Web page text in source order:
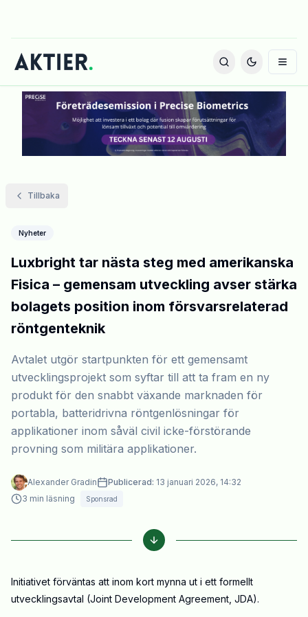
Tillbaka
Nyheter
Luxbright tar nästa steg med amerikanska
Fisica – gemensam utveckling avser stärka
bolagets position inom försvarsrelaterad
röntgenteknik
Avtalet utgör startpunkten för ett gemensamt
utvecklingsprojekt som syftar till att ta fram en ny
produkt för den snabbt växande marknaden för
portabla, batteridrivna röntgenlösningar för
applikationer inom såväl civil icke-förstörande
provning som militära applikationer.
Alexander Gradin Publicerad: 13 januari 2026, 14:32
3 min läsning Sponsrad
Initiativet förväntas att inom kort mynna ut i ett formellt
utvecklingsavtal (Joint Development Agreement, JDA).